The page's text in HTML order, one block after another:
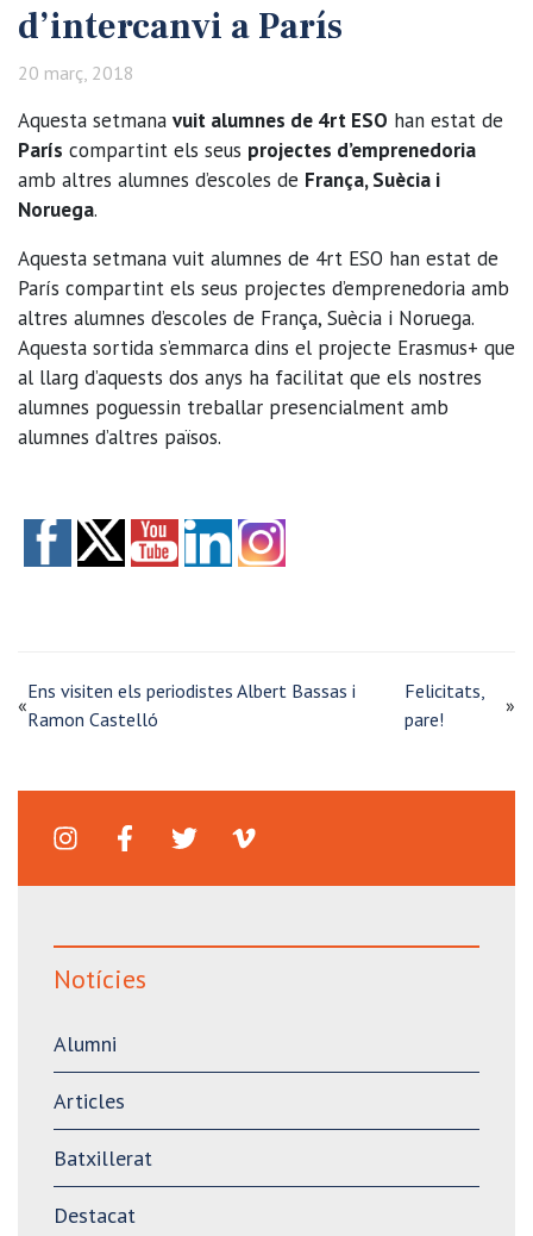
d’intercanvi a París
20 març, 2018
Aquesta setmana vuit alumnes de 4rt ESO han estat de
París compartint els seus projectes d’emprenedoria
amb altres alumnes d’escoles de França, Suècia i
Noruega.
Aquesta setmana vuit alumnes de 4rt ESO han estat de
París compartint els seus projectes d’emprenedoria amb
altres alumnes d’escoles de França, Suècia i Noruega.
Aquesta sortida s’emmarca dins el projecte Erasmus+ que
al llarg d’aquests dos anys ha facilitat que els nostres
alumnes poguessin treballar presencialment amb
alumnes d’altres països.
«
Ens visiten els periodistes Albert Bassas i
Ramon Castelló
Felicitats,
pare!
»
Notícies
Alumni
Articles
Batxillerat
Destacat